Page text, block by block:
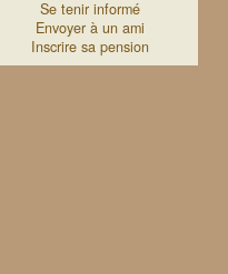
Se tenir informé
Envoyer à un ami
Inscrire sa pension